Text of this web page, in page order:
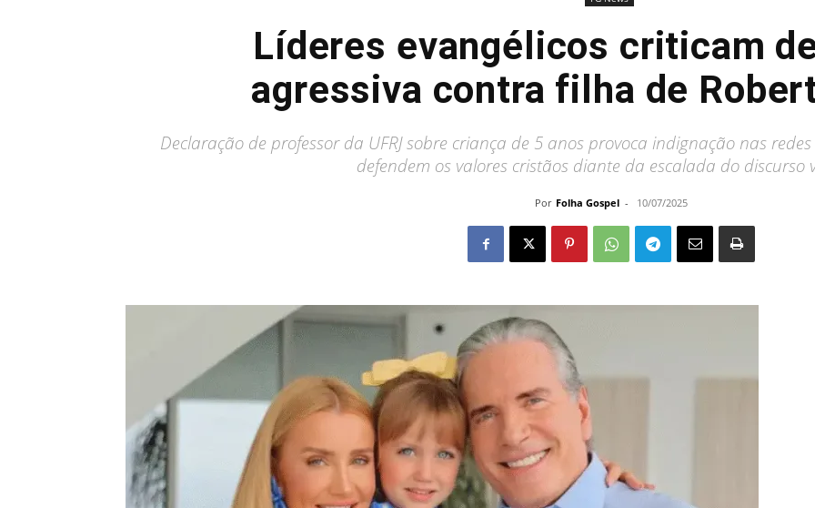
Líderes evangélicos criticam
agressiva contra filha de
Declaração de professor da UFRJ sobre criança de 5 anos provoca indignação nas
defendem os valores cristãos diante da escalada do discurso
Por Folha Gospel - 10/07/2025